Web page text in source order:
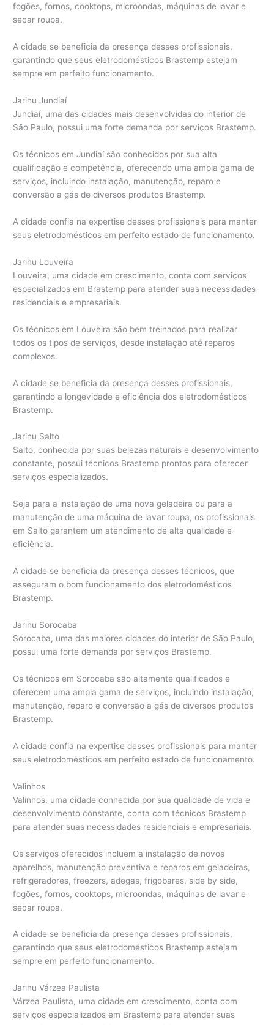
fogões, fornos, cooktops, microondas, máquinas de lavar e
secar roupa.
A cidade se beneficia da presença desses profissionais,
garantindo que seus eletrodomésticos Brastemp estejam
sempre em perfeito funcionamento.
Jarinu Jundiaí
Jundiaí, uma das cidades mais desenvolvidas do interior de
São Paulo, possui uma forte demanda por serviços Brastemp.
Os técnicos em Jundiaí são conhecidos por sua alta
qualificação e competência, oferecendo uma ampla gama de
serviços, incluindo instalação, manutenção, reparo e
conversão a gás de diversos produtos Brastemp.
A cidade confia na expertise desses profissionais para manter
seus eletrodomésticos em perfeito estado de funcionamento.
Jarinu Louveira
Louveira, uma cidade em crescimento, conta com serviços
especializados em Brastemp para atender suas necessidades
residenciais e empresariais.
Os técnicos em Louveira são bem treinados para realizar
todos os tipos de serviços, desde instalação até reparos
complexos.
A cidade se beneficia da presença desses profissionais,
garantindo a longevidade e eficiência dos eletrodomésticos
Brastemp.
Jarinu Salto
Salto, conhecida por suas belezas naturais e desenvolvimento
constante, possui técnicos Brastemp prontos para oferecer
serviços especializados.
Seja para a instalação de uma nova geladeira ou para a
manutenção de uma máquina de lavar roupa, os profissionais
em Salto garantem um atendimento de alta qualidade e
eficiência.
A cidade se beneficia da presença desses técnicos, que
asseguram o bom funcionamento dos eletrodomésticos
Brastemp.
Jarinu Sorocaba
Sorocaba, uma das maiores cidades do interior de São Paulo,
possui uma forte demanda por serviços Brastemp.
Os técnicos em Sorocaba são altamente qualificados e
oferecem uma ampla gama de serviços, incluindo instalação,
manutenção, reparo e conversão a gás de diversos produtos
Brastemp.
A cidade confia na expertise desses profissionais para manter
seus eletrodomésticos em perfeito estado de funcionamento.
Valinhos
Valinhos, uma cidade conhecida por sua qualidade de vida e
desenvolvimento constante, conta com técnicos Brastemp
para atender suas necessidades residenciais e empresariais.
Os serviços oferecidos incluem a instalação de novos
aparelhos, manutenção preventiva e reparos em geladeiras,
refrigeradores, freezers, adegas, frigobares, side by side,
fogões, fornos, cooktops, microondas, máquinas de lavar e
secar roupa.
A cidade se beneficia da presença desses profissionais,
garantindo que seus eletrodomésticos Brastemp estejam
sempre em perfeito funcionamento.
Jarinu Várzea Paulista
Várzea Paulista, uma cidade em crescimento, conta com
serviços especializados em Brastemp para atender suas